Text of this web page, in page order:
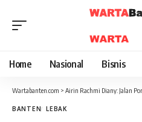
Home Nasional Bisnis
Wartabanten.com > Airin Rachmi Diany: Jalan
BANTEN LEBAK